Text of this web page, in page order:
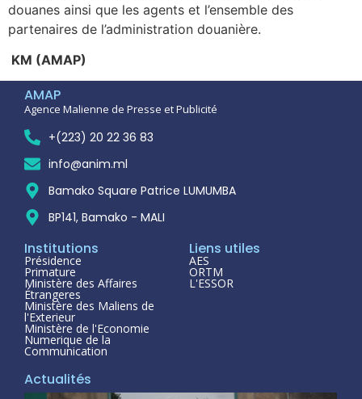
douanes ainsi que les agents et l’ensemble des
partenaires de l’administration douanière.
KM (AMAP)
AMAP
Agence Malienne de Presse et Publicité
+(223) 20 22 36 83
info@anim.ml
Bamako Square Patrice LUMUMBA
BP141, Bamako - MALI
Institutions
Présidence
Primature
Ministère des Affaires
Étrangeres
Ministère des Maliens de
l'Exterieur
Ministère de l'Economie
Numerique de la
Communication
Liens utiles
AES
ORTM
L'ESSOR
Actualités